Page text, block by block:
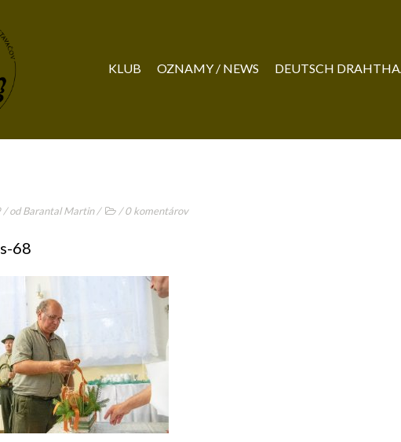
KLUB OZNAMY / NEWS DEUTSCH
/ odBarantal Martin/ /0 komentárov
68